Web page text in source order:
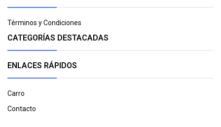
Términos y Condiciones
CATEGORÍAS DESTACADAS
ENLACES RÁPIDOS
Carro
Contacto